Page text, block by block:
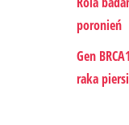
poronień
Gen
raka